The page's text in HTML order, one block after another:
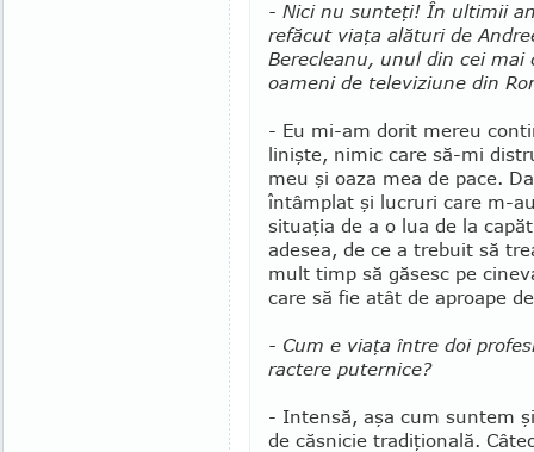
- Nici nu sunteţi! În ultimii
refăcut viaţa alături de
Berecleanu, unul din cei mai
oameni de televiziune din
- Eu mi-am dorit mereu
linişte, nimic care să-mi
meu şi oaza mea de pace.
întâmplat şi lucruri care m-
situaţia de a o lua de la
adesea, de ce a trebuit să
mult timp să găsesc pe
care să fie atât de aproape
- Cum e viaţa între doi
rac­tere puternice?
- Intensă, aşa cum suntem
de căsnicie tradiţională.